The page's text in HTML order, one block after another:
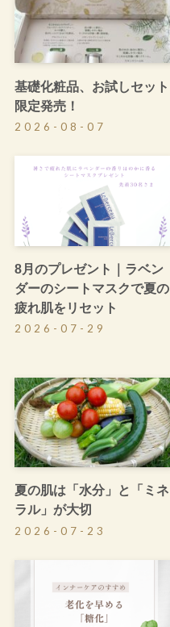
基礎化粧品、お試しセット
限定発売！
2026-08-07
8月のプレゼント｜ラベン
ダーのシートマスクで夏の
疲れ肌をリセット
2026-07-29
夏の肌は「水分」と「ミネ
ラル」が大切
2026-07-23